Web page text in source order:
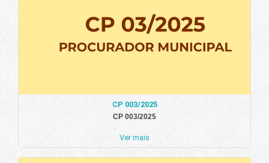
CP 003/2025
CP 003/2025
Ver mais